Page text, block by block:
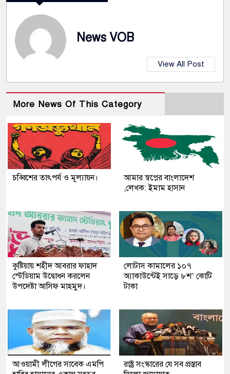
News VOB
View All Post
More News Of This Category
চব্বিশের তাৎপর্য ও মূল্যায়ন।
আমার স্বপ্নের বাংলাদেশ
,লেখক: ইমাম হাসান
কুষ্টিয়ায় শহীদ আবরার ফাহাদ
স্টেডিয়াম উদ্বোধন করলেন
উপদেষ্টা আসিফ মাহমুদ।
লোটাস কামালের ১০৭
অ্যাকাউন্টেই সাড়ে ৮শ’ কোটি
টাকা
আওয়ামী লীগের সাবেক এমপি
রাষ্ট্র সংস্কারের যে সব প্রস্তাব